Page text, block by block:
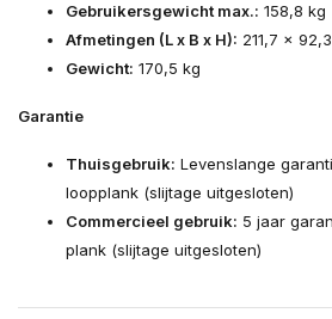
Gebruikersgewicht max.: 158,8 kg
Afmetingen (L x B x H): 211,7 x
Gewicht: 170,5 kg
Garantie
Thuisgebruik: Levenslange
loopplank (slijtage uitgesloten)
Commercieel gebruik: 5 jaar
plank (slijtage uitgesloten)